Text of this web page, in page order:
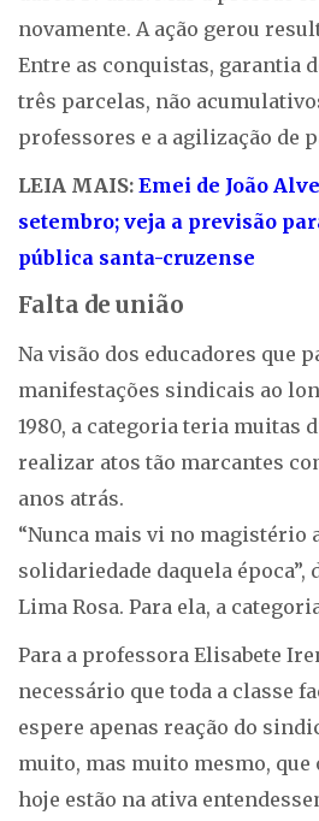
novamente. A ação gerou
Entre as conquistas, garantia
três parcelas, não
professores e a agilização de
LEIA MAIS: Emei de João
setembro; veja a previsão
pública santa-cruzense
Falta de união
Na visão dos educadores que
manifestações sindicais ao
1980, a categoria teria muitas
realizar atos tão marcantes
anos atrás.
“Nunca mais vi no magistério
solidariedade daquela época”,
Lima Rosa. Para ela, a
Para a professora Elisabete
necessário que toda a classe
espere apenas reação do
muito, mas muito mesmo, que
hoje estão na ativa